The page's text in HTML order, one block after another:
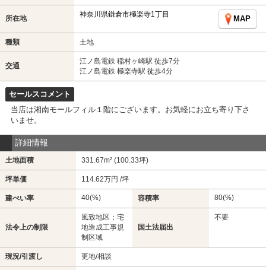
所在地 神奈川県鎌倉市極楽寺1丁目
MAP
種類 土地
交通
江ノ島電鉄 稲村ヶ崎駅 徒歩7分
江ノ島電鉄 極楽寺駅 徒歩4分
セールスコメント
当店は湘南モールフィル１階にございます。お気軽にお立ち寄り下さ
いませ。
詳細情報
土地面積 331.67m² (100.33坪)
坪単価 114.62万円 /坪
建ぺい率 40(%) 容積率 80(%)
法令上の制限
風致地区；宅
地造成工事規
制区域
国土法届出
不要
現況/引渡し 更地/相談